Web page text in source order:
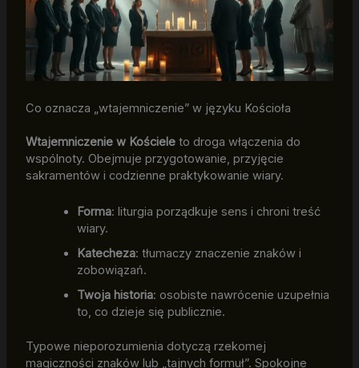
Co oznacza „wtajemniczenie” w języku Kościoła
Wtajemniczenie w Kościeleto droga włączenia do
wspólnoty. Obejmuje przygotowanie, przyjęcie
sakramentów i codzienne praktykowanie wiary.
Forma: liturgia porządkuje sens i chroni treść
wiary.
Katecheza: tłumaczy znaczenie znaków i
zobowiązań.
Twoja historia: osobiste nawrócenie uzupełnia
to, co dzieje się publicznie.
Typowe nieporozumienia dotyczą rzekomej
magiczności znaków lub „tajnych formuł”. Spokojne